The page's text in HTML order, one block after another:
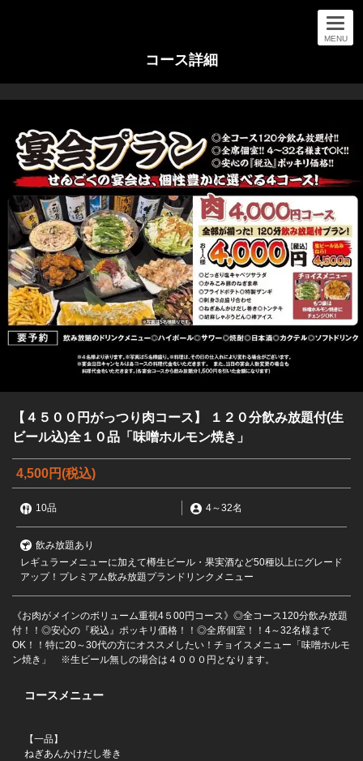
MENU
コース詳細
【４５００円がっつり肉コース】 １２０分飲み放題付(生
ビール込)全１０品「味噌ホルモン焼き」
4,500円(税込)
10品 4～32名
飲み放題あり
レギュラーメニューに加えて樽生ビール・果実酒など50種以上にグレード
アップ！プレミアム飲み放題プランドリンクメニュー
《お肉がメインのボリューム重視4５00円コース》◎全コース120分飲み放題
付！！◎安心の『税込』ポッキリ価格！！◎全席個室！！4～32名様まで
OK！！特に20～30代の方にオススメしたい！チョイスメニュー「味噌ホルモ
ン焼き」 ※生ビール無しの場合は４０００円となります。
コースメニュー
【一品】
ねぎあんかけだし巻き